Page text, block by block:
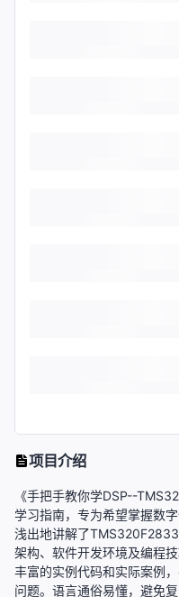
项目介绍
《手把手教你学DSP--
学习指南，专为希望掌握数
浅出地讲解了
架构、软件开发环境及编程
丰富的实例代码和实际案例
问题。语言通俗易懂，避免